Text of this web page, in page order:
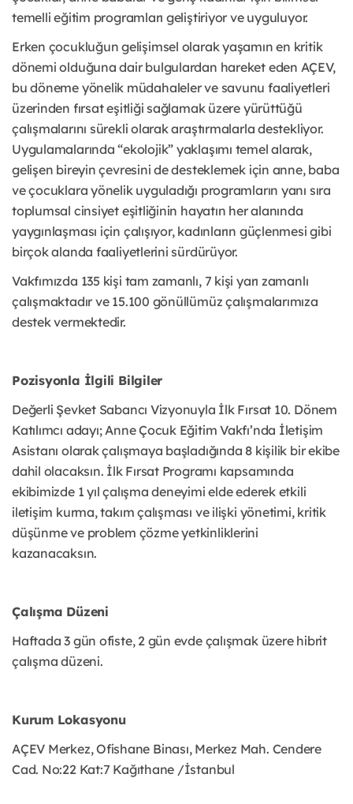
temelli eğitim programları geliştiriyor ve uyguluyor.
Erken çocukluğun gelişimsel olarak yaşamın en kritik
dönemi olduğuna dair bulgulardan hareket eden AÇEV,
bu döneme yönelik müdahaleler ve savunu faaliyetleri
üzerinden fırsat eşitliği sağlamak üzere yürüttüğü
çalışmalarını sürekli olarak araştırmalarla destekliyor.
Uygulamalarında “ekolojik” yaklaşımı temel alarak,
gelişen bireyin çevresini de desteklemek için anne, baba
ve çocuklara yönelik uyguladığı programların yanı sıra
toplumsal cinsiyet eşitliğinin hayatın her alanında
yaygınlaşması için çalışıyor, kadınların güçlenmesi gibi
birçok alanda faaliyetlerini sürdürüyor.
Vakfımızda 135 kişi tam zamanlı, 7 kişi yarı zamanlı
çalışmaktadır ve 15.100 gönüllümüz çalışmalarımıza
destek vermektedir.
Pozisyonla İlgili Bilgiler
Değerli Şevket Sabancı Vizyonuyla İlk Fırsat 10. Dönem
Katılımcı adayı; Anne Çocuk Eğitim Vakfı’nda İletişim
Asistanı olarak çalışmaya başladığında 8 kişilik bir ekibe
dahil olacaksın. İlk Fırsat Programı kapsamında
ekibimizde 1 yıl çalışma deneyimi elde ederek etkili
iletişim kurma, takım çalışması ve ilişki yönetimi, kritik
düşünme ve problem çözme yetkinliklerini
kazanacaksın.
Çalışma Düzeni
Haftada 3 gün ofiste, 2 gün evde çalışmak üzere hibrit
çalışma düzeni.
Kurum Lokasyonu
AÇEV Merkez, Ofishane Binası, Merkez Mah. Cendere
Cad. No:22 Kat:7 Kağıthane /İstanbul